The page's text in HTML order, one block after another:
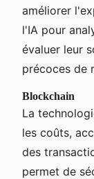
améliorer
l'IA pour
évaluer leur
précoces de
Blockchain
La
les coûts,
des
permet de